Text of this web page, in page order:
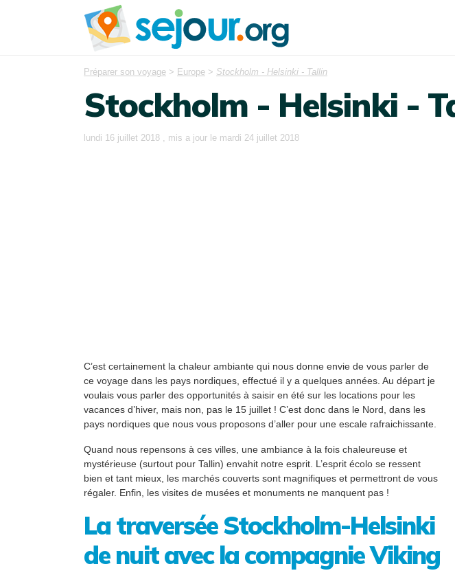
Préparer son voyage > Europe > Stockholm - Helsinki - Tallin
Stockholm - Helsinki -
lundi 16 juillet 2018 , mis a jour le mardi 24 juillet 2018
C’est certainement la chaleur ambiante qui nous donne envie de vous parler de
ce voyage dans les pays nordiques, effectué il y a quelques années. Au départ je
voulais vous parler des opportunités à saisir en été sur les locations pour les
vacances d’hiver, mais non, pas le 15 juillet ! C’est donc dans le Nord, dans les
pays nordiques que nous vous proposons d’aller pour une escale rafraichissante.
Quand nous repensons à ces villes, une ambiance à la fois chaleureuse et
mystérieuse (surtout pour Tallin) envahit notre esprit. L’esprit écolo se ressent
bien et tant mieux, les marchés couverts sont magnifiques et permettront de vous
régaler. Enfin, les visites de musées et monuments ne manquent pas !
La traversée Stockholm-Helsinki
de nuit avec la compagnie Viking